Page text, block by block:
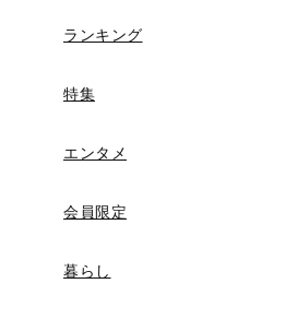
ランキング
特集
エンタメ
会員限定
暮らし